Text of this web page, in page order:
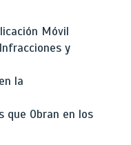
Móvil
y
la
que Obran en los